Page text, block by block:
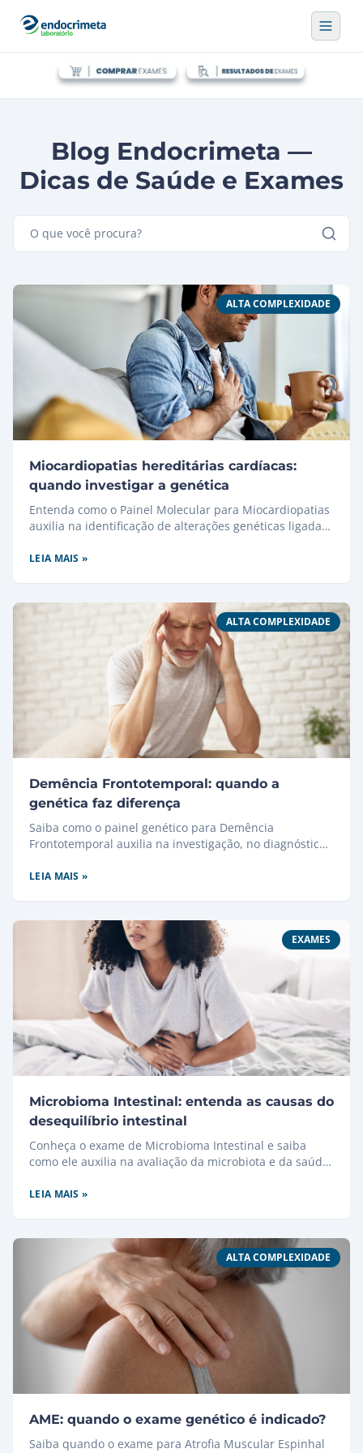
Blog Endocrimeta —
Dicas de Saúde e Exames
ALTA COMPLEXIDADE
Miocardiopatias hereditárias cardíacas:
quando investigar a genética
Entenda como o Painel Molecular para Miocardiopatias
auxilia na identificação de alterações genéticas ligadas
LEIA MAIS »
ALTA COMPLEXIDADE
Demência Frontotemporal: quando a
genética faz diferença
Saiba como o painel genético para Demência
Frontotemporal auxilia na investigação, no diagnóstico
LEIA MAIS »
EXAMES
Microbioma Intestinal: entenda as causas do
desequilíbrio intestinal
Conheça o exame de Microbioma Intestinal e saiba
como ele auxilia na avaliação da microbiota e da saúde
LEIA MAIS »
ALTA COMPLEXIDADE
AME: quando o exame genético é indicado?
Saiba quando o exame para Atrofia Muscular Espinhal